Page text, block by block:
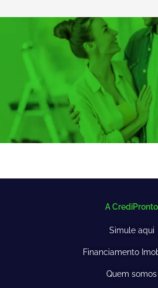
A CrediPronto
Simule aqui
Financiamento
Quem somos